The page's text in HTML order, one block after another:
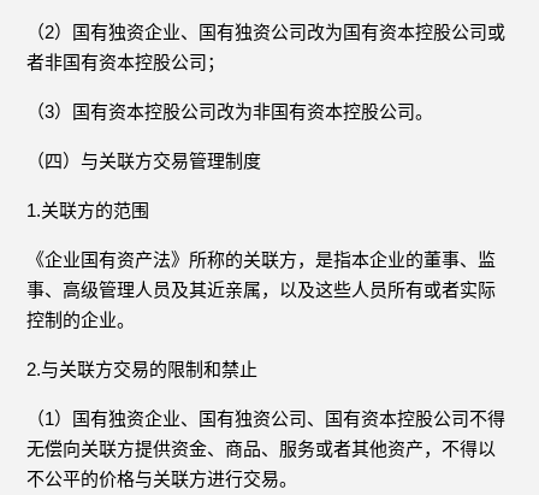
（2）国有独资企业、国有独资公司改为国有资本控股公司或
者非国有资本控股公司；
（3）国有资本控股公司改为非国有资本控股公司。
（四）与关联方交易管理制度
1.关联方的范围
《企业国有资产法》所称的关联方，是指本企业的董事、监
事、高级管理人员及其近亲属，以及这些人员所有或者实际
控制的企业。
2.与关联方交易的限制和禁止
（1）国有独资企业、国有独资公司、国有资本控股公司不得
无偿向关联方提供资金、商品、服务或者其他资产，不得以
不公平的价格与关联方进行交易。